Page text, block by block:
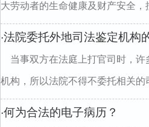
大劳动者的生命健康及财产安全
·法院委托外地司法鉴定机构
当事双方在法庭上打官司时，
机构，所以法院不得不委托相关
·何为合法的电子病历？